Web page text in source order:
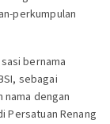
perkumpulan
bernama
sebagai
nama dengan
Persatuan Renang